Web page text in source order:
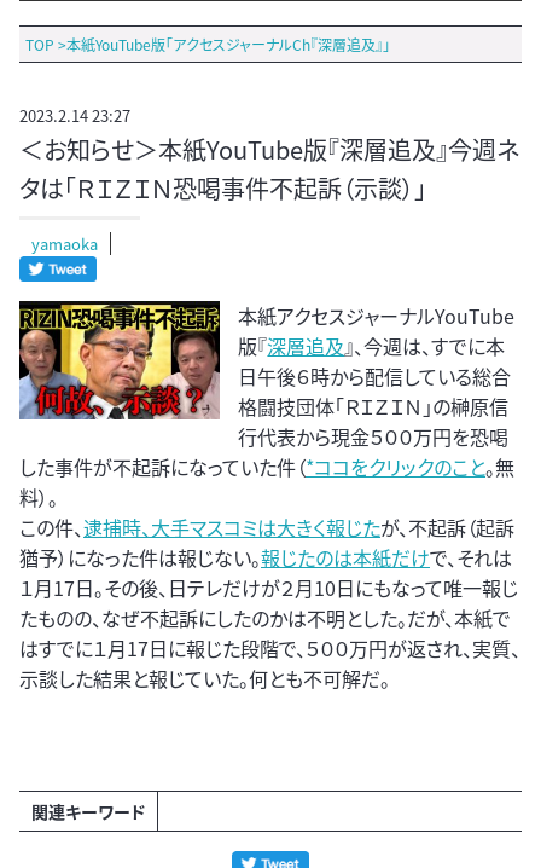
TOP >本紙YouTube版「アクセスジャーナルCh『深層追及』」
2023.2.14 23:27
＜お知らせ＞本紙YouTube版『深層追及』今週ネ
タは「ＲＩＺＩＮ恐喝事件不起訴（示談）」
yamaoka
本紙アクセスジャーナルYouTube
版『深層追及』、今週は、すでに本
日午後６時から配信している総合
格闘技団体「ＲＩＺＩＮ」の榊原信
行代表から現金５００万円を恐喝
した事件が不起訴になっていた件（*ココをクリックのこと。無
料）。
この件、逮捕時、大手マスコミは大きく報じたが、不起訴（起訴
猶予）になった件は報じない。報じたのは本紙だけで、それは
１月17日。その後、日テレだけが２月10日にもなって唯一報じ
たものの、なぜ不起訴にしたのかは不明とした。だが、本紙で
はすでに１月17日に報じた段階で、５００万円が返され、実質、
示談した結果と報じていた。何とも不可解だ。
関連キーワード